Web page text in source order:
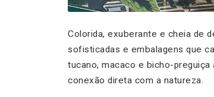
Colorida, exuberante e cheia de
sofisticadas e embalagens que
tucano, macaco e bicho-
conexão direta com a natureza.